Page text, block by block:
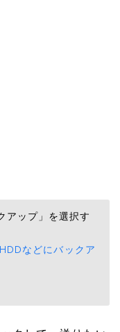
アップ」を選択す
などにバックア